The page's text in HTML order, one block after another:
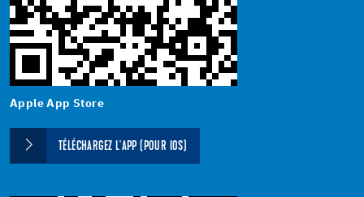
Apple App Store
TÉLÉCHARGEZ L'APP (POUR IOS)